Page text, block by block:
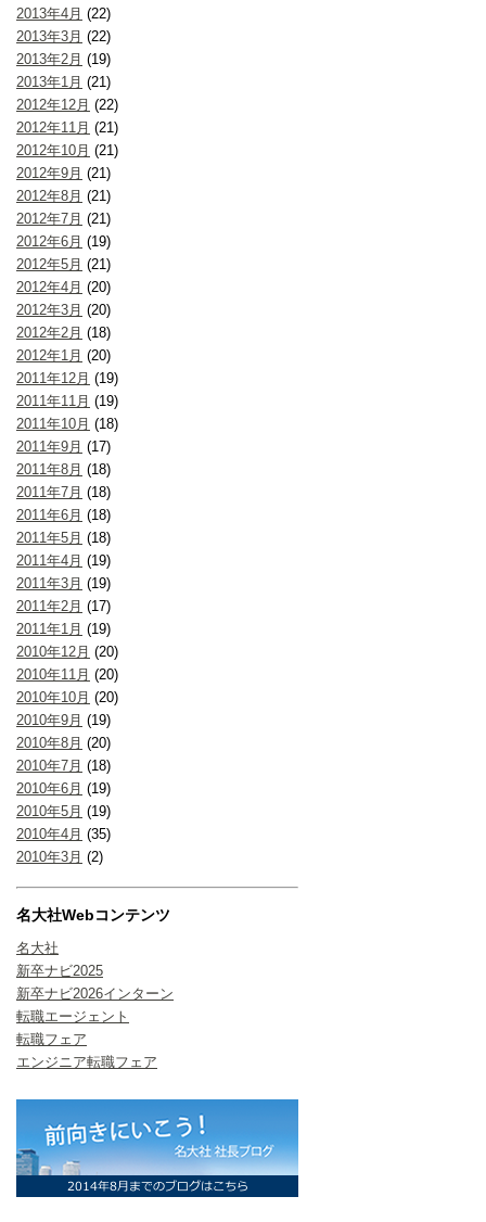
2013年4月 (22)
2013年3月 (22)
2013年2月 (19)
2013年1月 (21)
2012年12月 (22)
2012年11月 (21)
2012年10月 (21)
2012年9月 (21)
2012年8月 (21)
2012年7月 (21)
2012年6月 (19)
2012年5月 (21)
2012年4月 (20)
2012年3月 (20)
2012年2月 (18)
2012年1月 (20)
2011年12月 (19)
2011年11月 (19)
2011年10月 (18)
2011年9月 (17)
2011年8月 (18)
2011年7月 (18)
2011年6月 (18)
2011年5月 (18)
2011年4月 (19)
2011年3月 (19)
2011年2月 (17)
2011年1月 (19)
2010年12月 (20)
2010年11月 (20)
2010年10月 (20)
2010年9月 (19)
2010年8月 (20)
2010年7月 (18)
2010年6月 (19)
2010年5月 (19)
2010年4月 (35)
2010年3月 (2)
名大社Webコンテンツ
名大社
新卒ナビ2025
新卒ナビ2026インターン
転職エージェント
転職フェア
エンジニア転職フェア